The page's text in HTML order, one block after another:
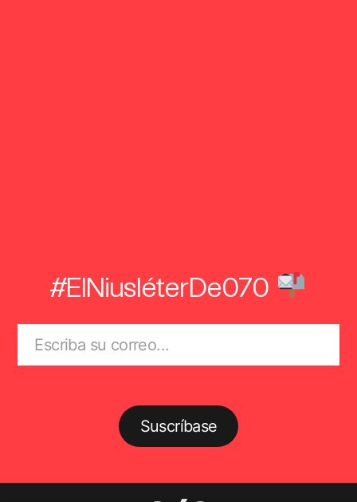
#ElNiusléterDe070
Suscríbase